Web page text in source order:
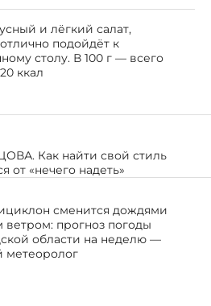
и лёгкий салат,
подойдёт к
столу. В 100 г — всего
ккал
Как найти свой стиль
от «нечего надеть»
сменится дождями
прогноз погоды
области на неделю —
метеоролог